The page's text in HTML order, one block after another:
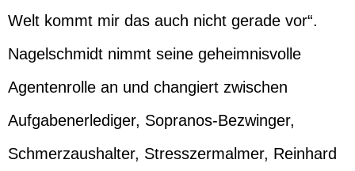
Welt kommt mir das auch nicht gerade vor“.
Nagelschmidt nimmt seine geheimnisvolle
Agentenrolle an und changiert zwischen
Aufgabenerlediger, Sopranos-Bezwinger,
Schmerzaushalter, Stresszermalmer, Reinhard